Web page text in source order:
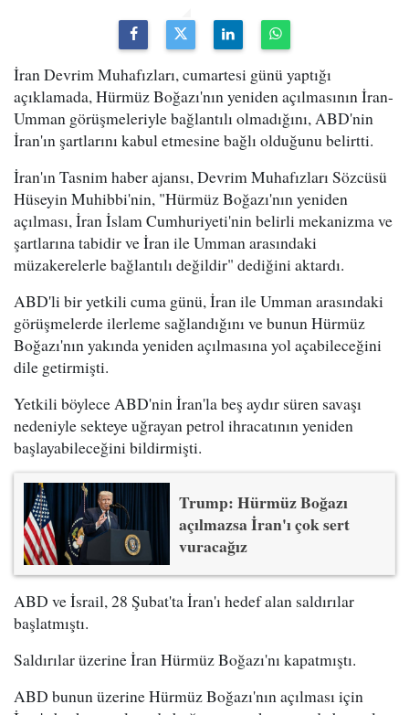
İran Devrim Muhafızları, cumartesi günü yaptığı
açıklamada, Hürmüz Boğazı'nın yeniden açılmasının İran-
Umman görüşmeleriyle bağlantılı olmadığını, ABD'nin
İran'ın şartlarını kabul etmesine bağlı olduğunu belirtti.
İran'ın Tasnim haber ajansı, Devrim Muhafızları Sözcüsü
Hüseyin Muhibbi'nin, "Hürmüz Boğazı'nın yeniden
açılması, İran İslam Cumhuriyeti'nin belirli mekanizma ve
şartlarına tabidir ve İran ile Umman arasındaki
müzakerelerle bağlantılı değildir" dediğini aktardı.
ABD'li bir yetkili cuma günü, İran ile Umman arasındaki
görüşmelerde ilerleme sağlandığını ve bunun Hürmüz
Boğazı'nın yakında yeniden açılmasına yol açabileceğini
dile getirmişti.
Yetkili böylece ABD'nin İran'la beş aydır süren savaşı
nedeniyle sekteye uğrayan petrol ihracatının yeniden
başlayabileceğini bildirmişti.
Trump: Hürmüz Boğazı
açılmazsa İran'ı çok sert
vuracağız
ABD ve İsrail, 28 Şubat'ta İran'ı hedef alan saldırılar
başlatmıştı.
Saldırılar üzerine İran Hürmüz Boğazı'nı kapatmıştı.
ABD bunun üzerine Hürmüz Boğazı'nın açılması için